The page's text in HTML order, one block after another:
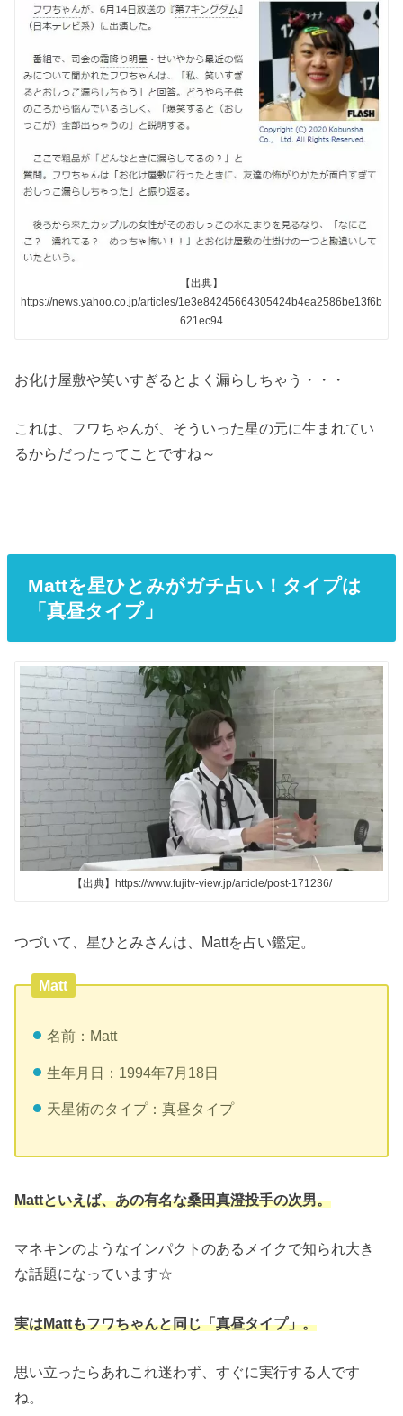
【出典】
https://news.yahoo.co.jp/articles/1e3e84245664305424b4ea2586be13f6b
621ec94
お化け屋敷や笑いすぎるとよく漏らしちゃう・・・
これは、フワちゃんが、そういった星の元に生まれてい
るからだったってことですね～
Mattを星ひとみがガチ占い！タイプは
「真昼タイプ」
【出典】https://www.fujitv-view.jp/article/post-171236/
つづいて、星ひとみさんは、Mattを占い鑑定。
Matt
名前：Matt
生年月日：1994年7月18日
天星術のタイプ：真昼タイプ
Mattといえば、あの有名な桑田真澄投手の次男。
マネキンのようなインパクトのあるメイクで知られ大き
な話題になっています☆
実はMattもフワちゃんと同じ「真昼タイプ」。
思い立ったらあれこれ迷わず、すぐに実行する人です
ね。